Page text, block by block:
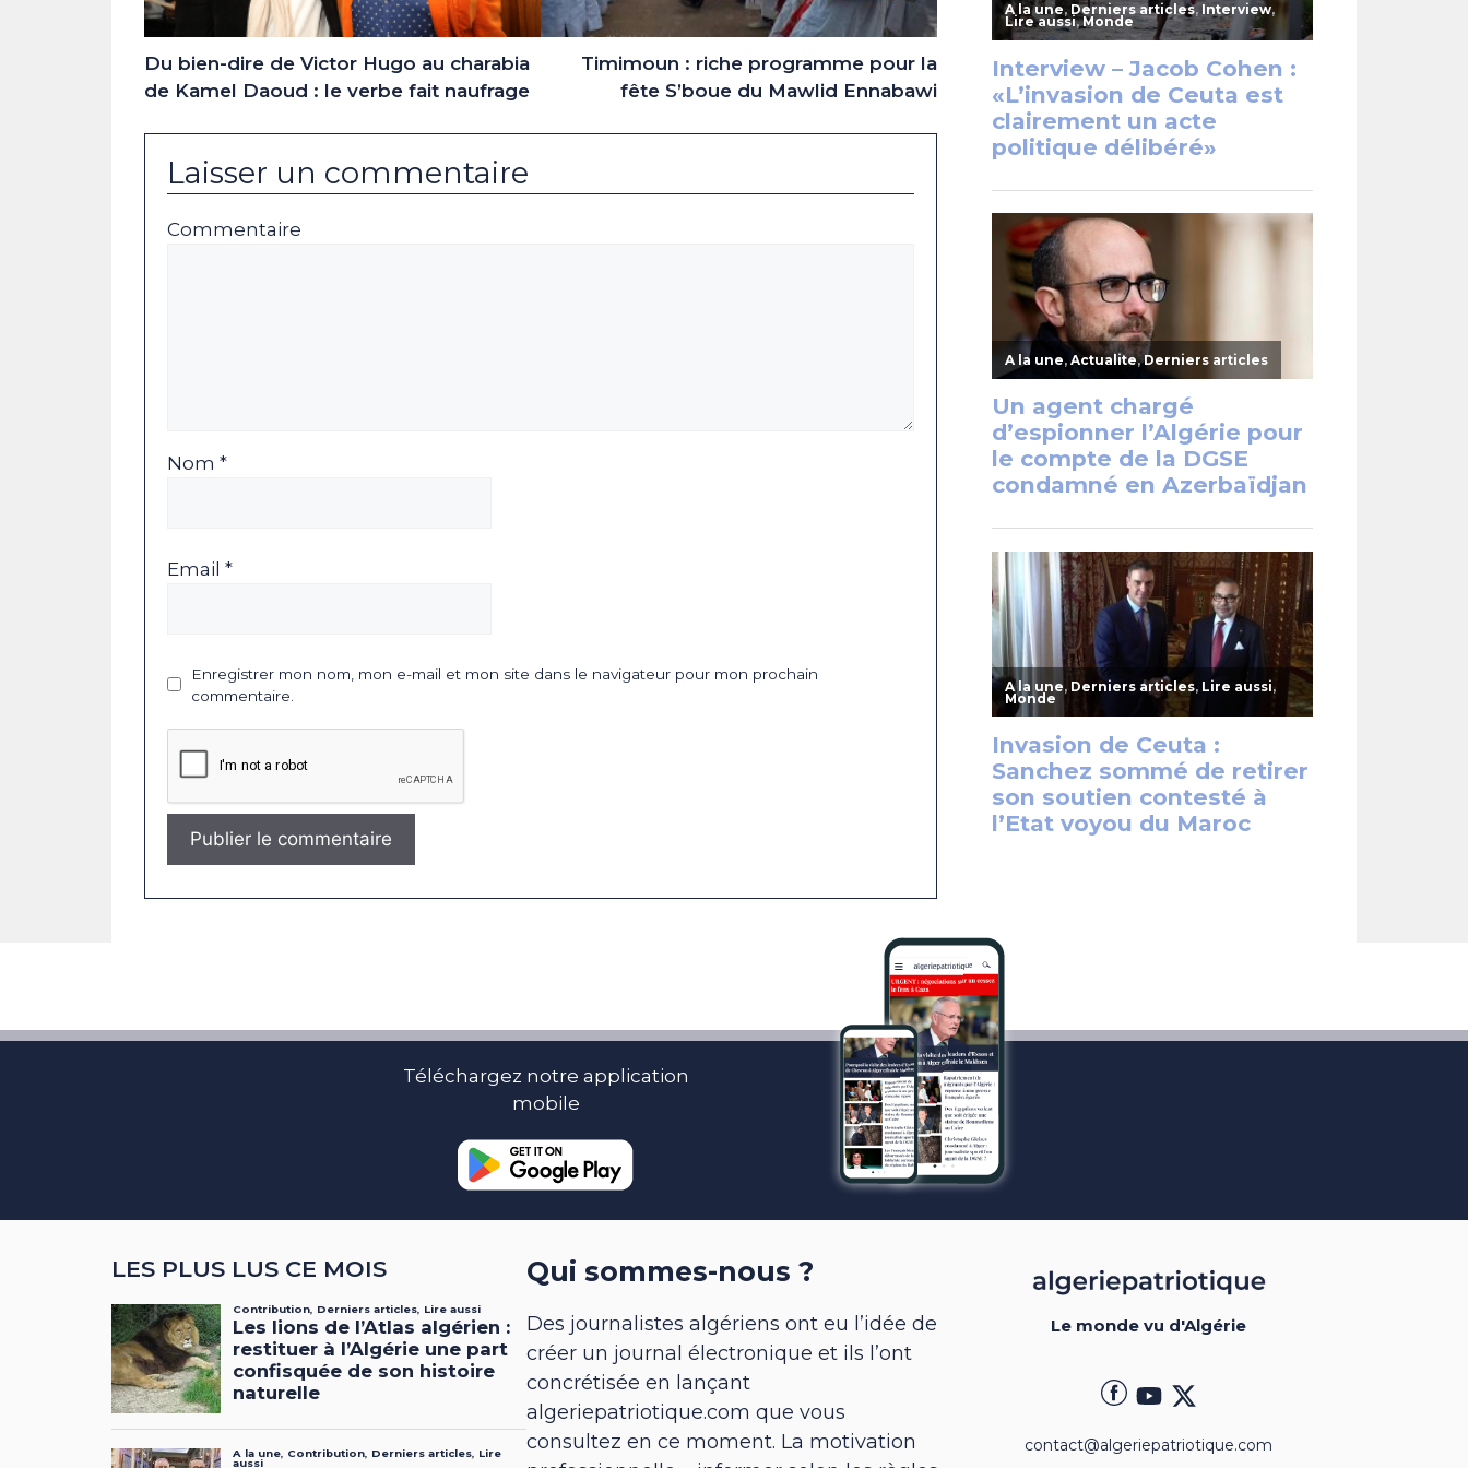
Du bien-dire de Victor Hugo au charabia
de Kamel Daoud : le verbe fait naufrage
Timimoun : riche programme pour la
fête S’boue du Mawlid Ennabawi
Laisser un commentaire
Commentaire
Nom *
Email *
Enregistrer mon nom, mon e-mail et mon site dans le navigateur pour mon prochain
commentaire.
Téléchargez notre application
mobile
LES PLUS LUS CE MOIS Qui sommes-nous ?
Des journalistes algériens ont eu l’idée de
créer un journal électronique et ils l’ont
concrétisée en lançant
algeriepatriotique.com que vous
consultez en ce moment. La motivation
Le monde vu d'Algérie
contact@algeriepatriotique.com